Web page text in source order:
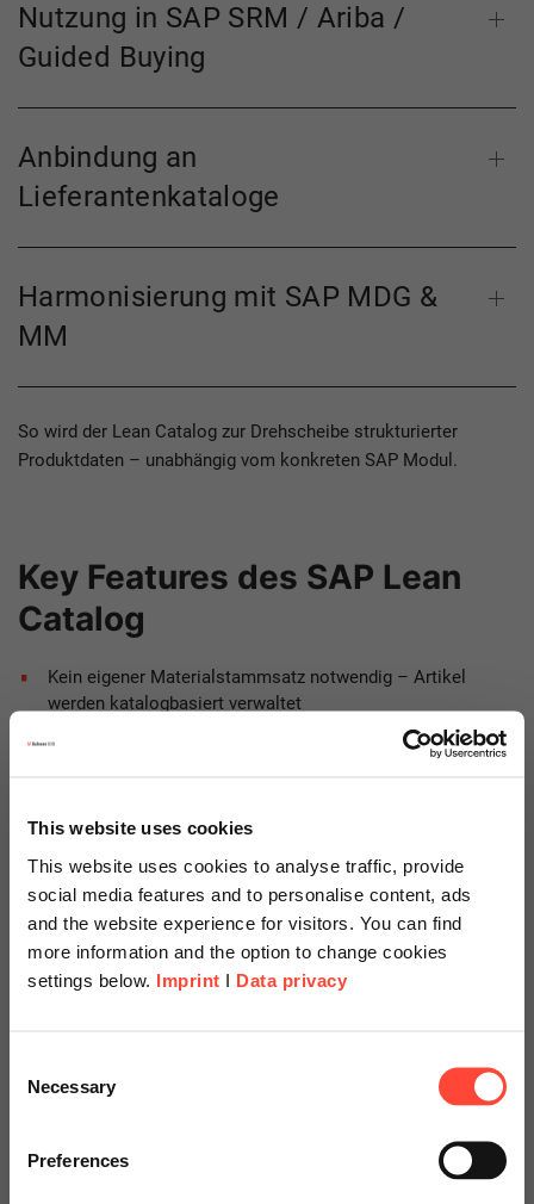
This website uses cookies
This website uses cookies to analyse traffic, provide
social media features and to personalise content, ads
and the website experience for visitors. You can find
more information and the option to change cookies
settings below. Imprint I Data privacy
Selection
Necessary
Preferences
Nutzung in SAP SRM / Ariba /
Guided Buying
Anbindung an
Lieferantenkataloge
Harmonisierung mit SAP MDG &
MM
So wird der Lean Catalog zur Drehscheibe strukturierter
Produktdaten – unabhängig vom konkreten SAP Modul.
Key Features des SAP Lean
Catalog
Kein eigener Materialstammsatz notwendig – Artikel
werden katalogbasiert verwaltet
Unterstützung von Attributen, Klassifikationen und
Nutzergruppen
Nutzung über Fiori Apps oder direkt im Einkaufsprozess
specially adapted offers and